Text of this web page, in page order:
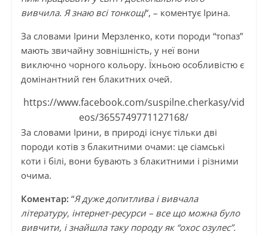
вивчила. Я знаю всі тонкощі“, – коментує Ірина.
За словами Ірини Мерзленко, коти породи “топаз”
мають звичайну зовнішність, у неї вони
виключно чорного кольору. Їхньою особливістю є
домінантний ген блакитних очей.
https://www.facebook.com/suspilne.cherkasy/vid
eos/3655749771127168/
За словами Ірини, в природі існує тільки дві
породи котів з блакитними очами: це сіамські
коти і білі, вони бувають з блакитними і різними
очима.
Коментар: “Я дуже допитлива і вивчала
літературу, інтернет-ресурси – все що можна було
вивчити, і знайшла таку породу як “охос озулес”.